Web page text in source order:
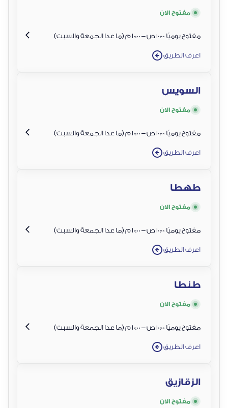
مفتوح الان
مفتوح يوميًا 10:00 ص – 10:00 م (ما عدا الجمعة والسبت)
اعرف الطريق
السويس
مفتوح الان
مفتوح يوميًا 10:00 ص – 10:00 م (ما عدا الجمعة والسبت)
اعرف الطريق
طهطا
مفتوح الان
مفتوح يوميًا 10:00 ص – 10:00 م (ما عدا الجمعة والسبت)
اعرف الطريق
طنطا
مفتوح الان
مفتوح يوميًا 10:00 ص – 10:00 م (ما عدا الجمعة والسبت)
اعرف الطريق
الزقازيق
مفتوح الان